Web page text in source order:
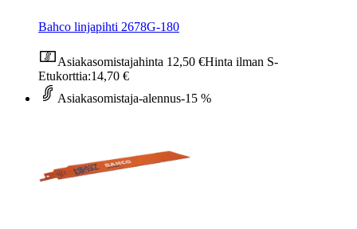
Bahco linjapihti 2678G-180
Asiakasomistajahinta 12,50 €Hinta ilman S-
Etukorttia:14,70 €
Asiakasomistaja-alennus-15 %